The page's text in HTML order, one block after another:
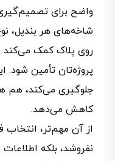
واضح برای
شاخه‌های هر بندیل،
روی پلاک کمک می‌کند
پروژه‌تان تأمین شود.
جلوگیری می‌کند، هم
کاهش می‌دهد.
از آن مهم‌تر،
نفروشد، بلکه